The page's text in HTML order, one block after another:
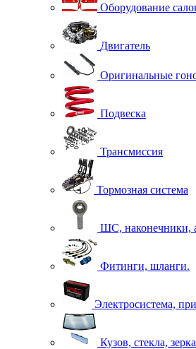
Оборудование
Двигатель
Оригинальные
Подвеска
Трансмиссия
Тормозная система
ШС, наконечники,
Фитинги, шланги.
Электросистема,
Кузов, стекла,